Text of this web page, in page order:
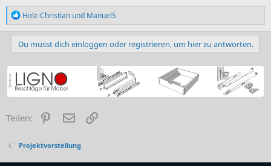
R
e
a
k
t
o
n
e
Holz-Christian und ManuelS
Du musst dich einloggen oder registrieren, um hier zu antworten.
Teilen: PinterestE-Mail
Projektvorstellung